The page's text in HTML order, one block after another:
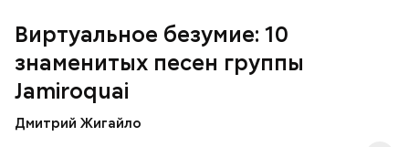
Виртуальное безумие: 10
знаменитых песен группы
Jamiroquai
Дмитрий Жигайло
Четвёртому альбому предшествовал сингл
"Deeper Underground"
Роланда Эммериха
Песня "Seven Days in Sunny June" попала в
саундтрек популярного фильма "Дьявол носит
Prada". Последний на сегодняшний день
студийный альбом группы, "Rock Dust Light Star"
вышел лишь пять лет спустя - в 2010 году.